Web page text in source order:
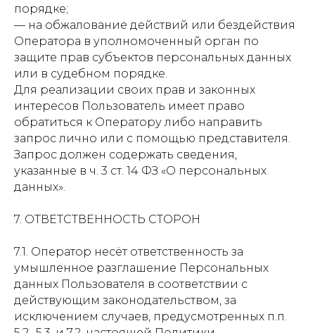
порядке;
— на обжалование действий или бездействия
Оператора в уполномоченный орган по
защите прав субъектов персональных данных
или в судебном порядке.
Для реализации своих прав и законных
интересов Пользователь имеет право
обратиться к Оператору либо направить
запрос лично или с помощью представителя.
Запрос должен содержать сведения,
указанные в ч. 3 ст. 14 ФЗ «О персональных
данных».
7. ОТВЕТСТВЕННОСТЬ СТОРОН
7.1. Оператор несёт ответственность за
умышленное разглашение Персональных
данных Пользователя в соответствии с
действующим законодательством, за
исключением случаев, предусмотренных п.п.